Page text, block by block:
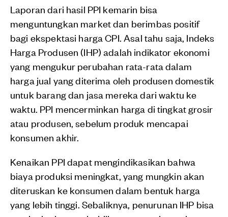
Laporan dari hasil PPI kemarin bisa
menguntungkan market dan berimbas positif
bagi ekspektasi harga CPI. Asal tahu saja, Indeks
Harga Produsen (IHP) adalah indikator ekonomi
yang mengukur perubahan rata-rata dalam
harga jual yang diterima oleh produsen domestik
untuk barang dan jasa mereka dari waktu ke
waktu. PPI mencerminkan harga di tingkat grosir
atau produsen, sebelum produk mencapai
konsumen akhir.
Kenaikan PPI dapat mengindikasikan bahwa
biaya produksi meningkat, yang mungkin akan
diteruskan ke konsumen dalam bentuk harga
yang lebih tinggi. Sebaliknya, penurunan IHP bisa